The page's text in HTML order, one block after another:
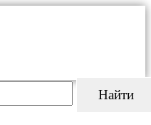
Найти